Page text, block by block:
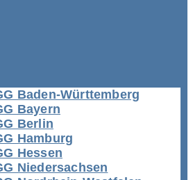
Baden-Württemberg
Bayern
Berlin
Hamburg
Hessen
Niedersachsen